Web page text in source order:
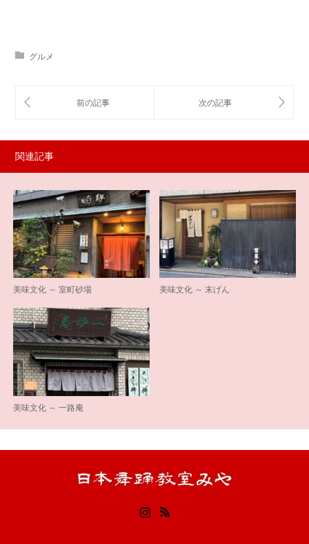
グルメ
関連記事
美味文化 ～ 室町砂場 美味文化 ～ 末げん
美味文化 ～ 一路庵